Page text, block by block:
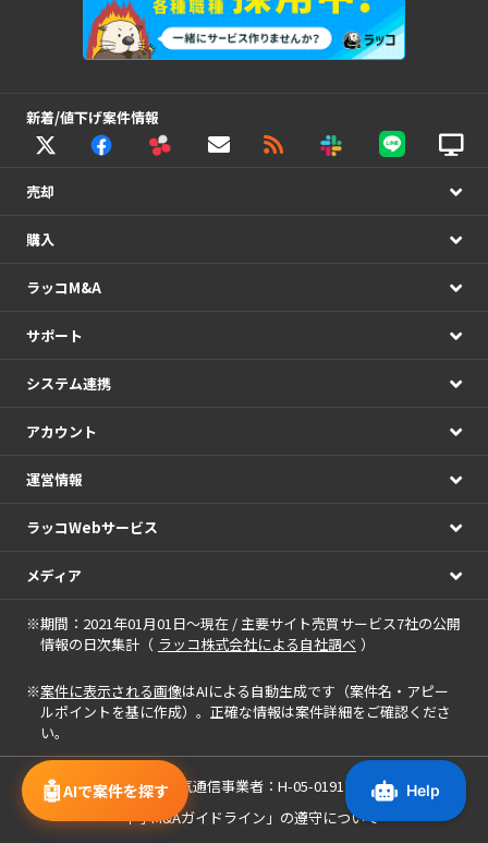
🤖AIで案件を探す
新着/値下げ案件情報
売却
購入
ラッコM&A
サポート
システム連携
アカウント
運営情報
ラッコWebサービス
メディア
※期間：2021年01月01日～現在 / 主要サイト売買サービス7社の公開
情報の日次集計（ ラッコ株式会社による自社調べ ）
※案件に表示される画像はAIによる自動生成です（案件名・アピー
ルポイントを基に作成）。正確な情報は案件詳細をご確認くださ
い。
届出電気通信事業者：H-05-01917
「中小M&Aガイドライン」の遵守について